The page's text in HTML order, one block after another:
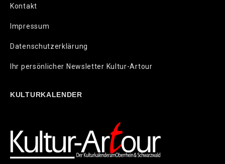
Kontakt
Impressum
Datenschutzerklärung
Ihr persönlicher Newsletter Kultur-Artour
KULTURKALENDER